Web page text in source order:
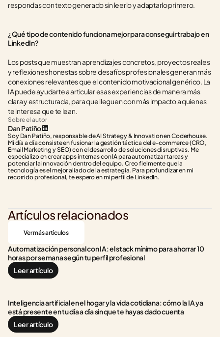
respondas con texto generado sin leerlo y adaptarlo primero.
¿Qué tipo de contenido funciona mejor para conseguir trabajo en
LinkedIn?
Los posts que muestran aprendizajes concretos, proyectos reales
y reflexiones honestas sobre desafíos profesionales generan más
conexiones relevantes que el contenido motivacional genérico. La
IA puede ayudarte a articular esas experiencias de manera más
clara y estructurada, para que lleguen con más impacto a quienes
te interesa que te lean.
Sobre el autor
Dan Patiño
Soy Dan Patiño, responsable de AI Strategy & Innovation en Coderhouse.
Mi día a día consiste en fusionar la gestión táctica del e-commerce (CRO,
Email Marketing y SEO) con el desarrollo de soluciones disruptivas. Me
especializo en crear apps internas con IA para automatizar tareas y
potenciar la innovación dentro del equipo. Creo fielmente que la
tecnología es el mejor aliado de la estrategia. Para profundizar en mi
recorrido profesional, te espero en mi perfil de LinkedIn.
Artículos relacionados
Ver más artículos
Automatización personal con IA: el stack mínimo para ahorrar 10
horas por semana según tu perfil profesional
Leer artículo
Inteligencia artificial en el hogar y la vida cotidiana: cómo la IA ya
está presente en tu día a día sin que te hayas dado cuenta
Leer artículo